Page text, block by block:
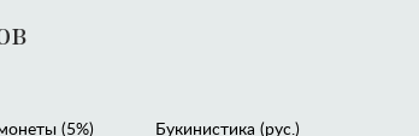
(5%)
Букинистика (рус.)